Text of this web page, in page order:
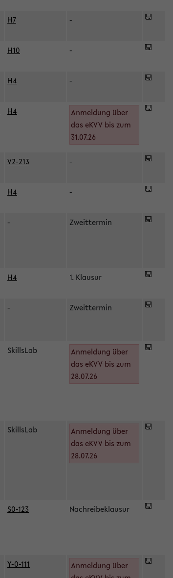
H7 -
H10 -
H4 -
H4
Anmeldung über
das eKVV bis zum
31.07.26
V2-213 -
H4 -
- Zweittermin
H4 1. Klausur
- Zweittermin
SkillsLab
Anmeldung über
das eKVV bis zum
28.07.26
SkillsLab
Anmeldung über
das eKVV bis zum
28.07.26
S0-123 Nachreibeklausur
Y-0-111
Anmeldung über